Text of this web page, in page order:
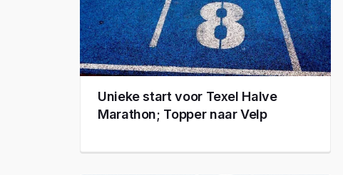
Unieke start voor Texel Halve
Marathon; Topper naar Velp